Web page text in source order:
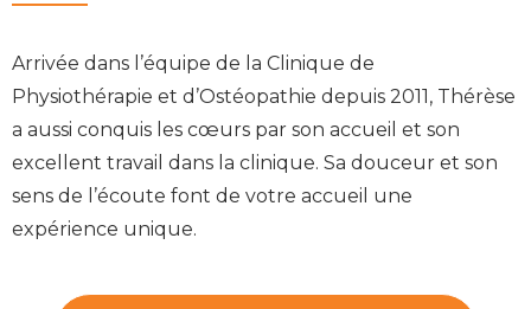
Arrivée dans l’équipe de la Clinique de
Physiothérapie et d’Ostéopathie depuis 2011, Thérèse
a aussi conquis les cœurs par son accueil et son
excellent travail dans la clinique. Sa douceur et son
sens de l’écoute font de votre accueil une
expérience unique.